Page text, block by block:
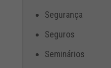
Segurança
Seguros
Seminários